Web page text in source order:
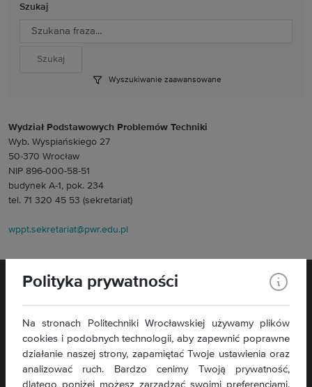
Szukaj
Wyszukiwanie zaawansowane
Wydział Podstawowych Problemów Techniki
Wyb. Wyspiańskiego 27
50-370 Wrocław
NIP 896-000-58-51
budynek A-1, pok. 234
tel. 71 320 45 53 (sekretariat)
wppt.sekretariat@pwr.edu.pl
Wybrzeże Wyspiańskiego 27
50-370 Wrocław
Polityka prywatności
Na stronach Politechniki Wrocławskiej używamy plików
cookies i podobnych technologii, aby zapewnić poprawne
działanie naszej strony, zapamiętać Twoje ustawienia oraz
analizować ruch. Bardzo cenimy Twoją prywatność,
dlatego poniżej możesz zarządzać swoimi preferencjami.